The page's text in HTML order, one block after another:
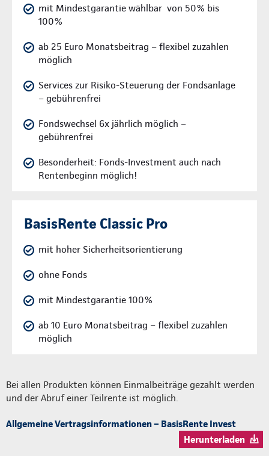
mit Mindestgarantie wählbar von 50% bis
100%
ab 25 Euro Monatsbeitrag – flexibel zuzahlen
möglich
Services zur Risiko-Steuerung der Fondsanlage
– gebührenfrei
Fondswechsel 6x jährlich möglich –
gebührenfrei
Besonderheit: Fonds-Investment auch nach
Rentenbeginn möglich!
BasisRente Classic Pro
mit hoher Sicherheitsorientierung
ohne Fonds
mit Mindestgarantie 100%
ab 10 Euro Monatsbeitrag – flexibel zuzahlen
möglich
Bei allen Produkten können Einmalbeiträge gezahlt werden
und der Abruf einer Teilrente ist möglich.
Allgemeine Vertragsinformationen – BasisRente Invest
Herunterladen